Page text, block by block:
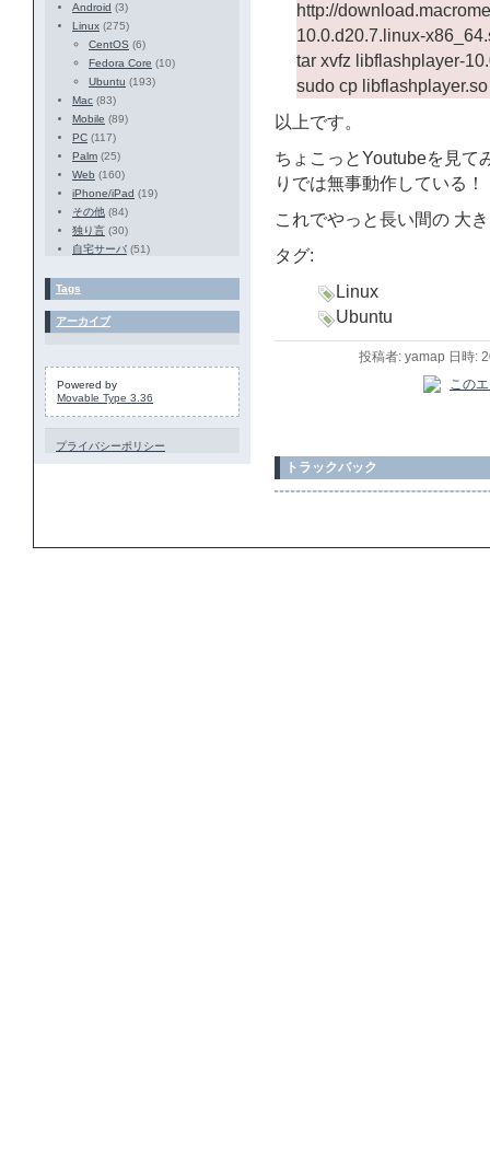
http://
10.0.d20.7.linux-
tar xvfz libflashplayer-
sudo cp
以上です。
ちょこっとYoutubeを見て
りでは無事動作している！
これでやっと長い間の 大
タグ:
Linux
Ubuntu
投稿者: yamap 日時:
トラックバック
Android (3)
Linux (275)
CentOS (6)
Fedora Core (10)
Ubuntu (193)
Mac (83)
Mobile (89)
PC (117)
Palm (25)
Web (160)
iPhone/iPad (19)
その他 (84)
独り言 (30)
自宅サーバ (51)
Tags
アーカイブ
Powered by
Movable Type 3.36
プライバシーポリシー